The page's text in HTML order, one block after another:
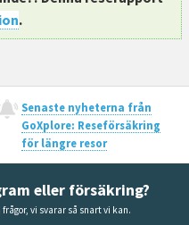
.
Senaste nyheterna från
GoXplore: Reseförsäkring
för längre resor
eller försäkring?
vi svarar så snart vi kan.